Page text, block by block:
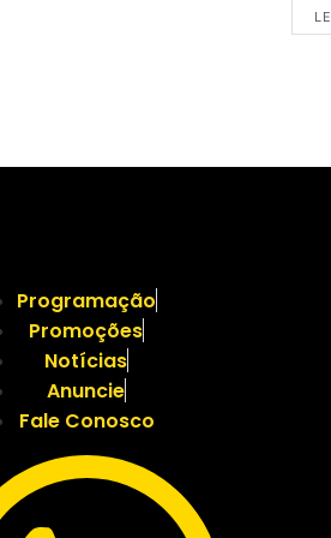
Programação
Promoções
Notícias
Anuncie
Fale Conosco